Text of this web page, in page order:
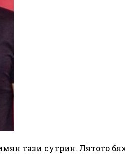
тази сутрин. Лятото